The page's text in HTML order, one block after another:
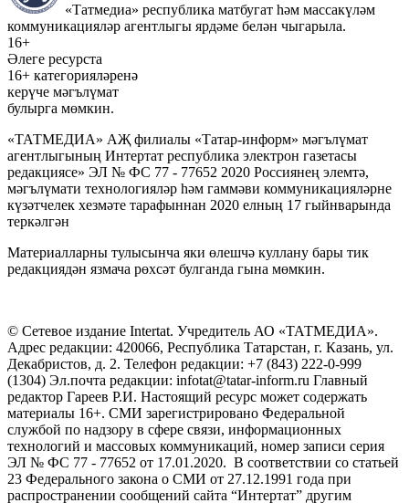
«Татмедиа» республика матбугат һәм массакүләм
коммуникацияләр агентлыгы ярдәме белән чыгарыла.
16+
Әлеге ресурста
16+ категорияләренә
керүче мәгълүмат
булырга мөмкин.
«ТАТМЕДИА» АҖ филиалы «Татар-информ» мәгълүмат
агентлыгының Интертат республика электрон газетасы
редакциясе» ЭЛ № ФС 77 - 77652 2020 Россиянең элемтә,
мәгълүмати технологияләр һәм гаммәви коммуникацияләрне
күзәтчелек хезмәте тарафыннан 2020 елның 17 гыйнварында
теркәлгән
Материалларны тулысынча яки өлешчә куллану бары тик
редакциядән язмача рөхсәт булганда гына мөмкин.
© Сетевое издание Intertat. Учредитель АО «ТАТМЕДИА».
Адрес редакции: 420066, Республика Татарстан, г. Казань, ул.
Декабристов, д. 2. Телефон редакции: +7 (843) 222-0-999
(1304) Эл.почта редакции: infotat@tatar-inform.ru Главный
редактор Гареев Р.И. Настоящий ресурс может содержать
материалы 16+. СМИ зарегистрировано Федеральной
службой по надзору в сфере связи, информационных
технологий и массовых коммуникаций, номер записи серия
ЭЛ № ФС 77 - 77652 от 17.01.2020. В соответствии со статьей
23 Федерального закона о СМИ от 27.12.1991 года при
распространении сообщений сайта “Интертат” другим